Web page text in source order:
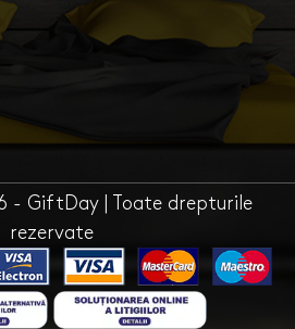
- GiftDay | Toate drepturile
rezervate